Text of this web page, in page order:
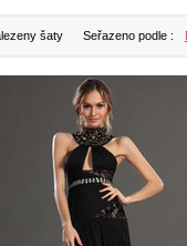
šaty Seřazeno podle :